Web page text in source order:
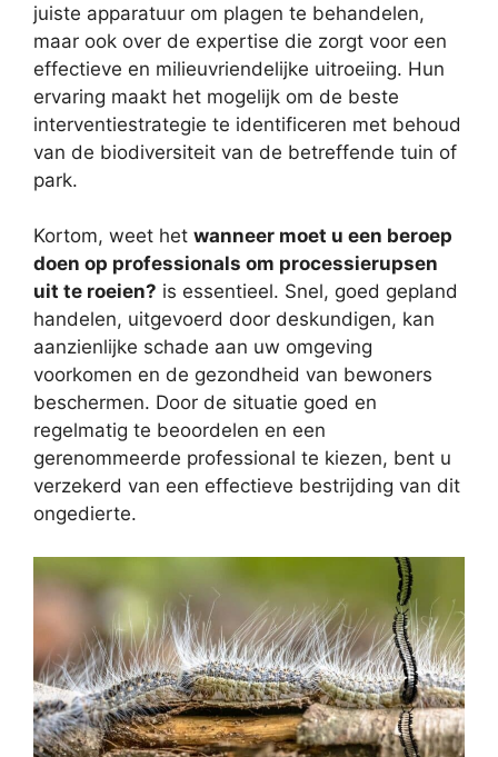
juiste apparatuur om plagen te behandelen,
maar ook over de expertise die zorgt voor een
effectieve en milieuvriendelijke uitroeiing. Hun
ervaring maakt het mogelijk om de beste
interventiestrategie te identificeren met behoud
van de biodiversiteit van de betreffende tuin of
park.
Kortom, weet het wanneer moet u een beroep
doen op professionals om processierupsen
uit te roeien? is essentieel. Snel, goed gepland
handelen, uitgevoerd door deskundigen, kan
aanzienlijke schade aan uw omgeving
voorkomen en de gezondheid van bewoners
beschermen. Door de situatie goed en
regelmatig te beoordelen en een
gerenommeerde professional te kiezen, bent u
verzekerd van een effectieve bestrijding van dit
ongedierte.